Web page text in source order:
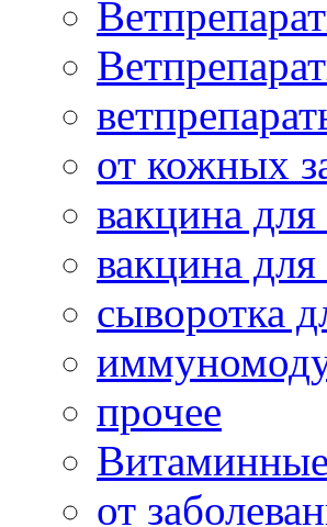
от кожных
вакцина для
вакцина
сыворотка
прочее
от